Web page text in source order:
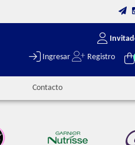
Ingresar Registro
Contacto